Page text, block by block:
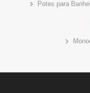
Potes para